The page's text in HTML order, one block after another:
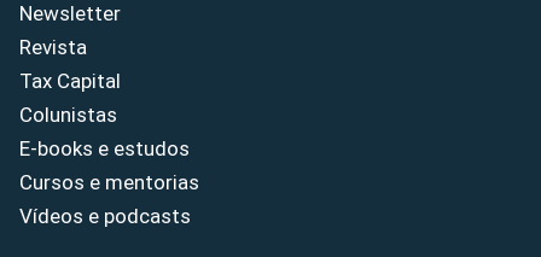
Newsletter
Revista
Tax Capital
Colunistas
E-books e estudos
Cursos e mentorias
Vídeos e podcasts